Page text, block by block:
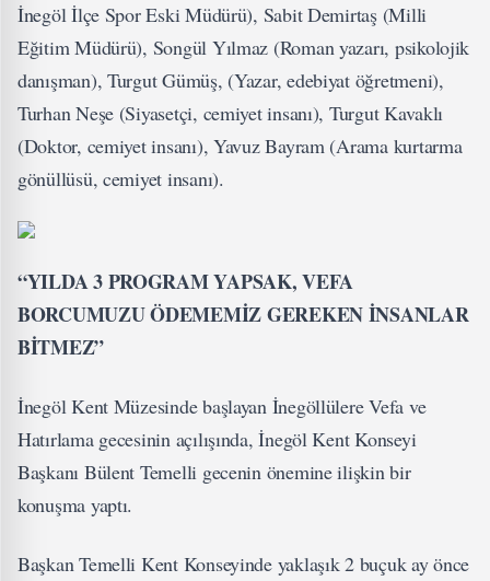
İnegöl İlçe Spor Eski Müdürü), Sabit Demirtaş (Milli
Eğitim Müdürü), Songül Yılmaz (Roman yazarı, psikolojik
danışman), Turgut Gümüş, (Yazar, edebiyat öğretmeni),
Turhan Neşe (Siyasetçi, cemiyet insanı), Turgut Kavaklı
(Doktor, cemiyet insanı), Yavuz Bayram (Arama kurtarma
gönüllüsü, cemiyet insanı).
“YILDA 3 PROGRAM YAPSAK, VEFA
BORCUMUZU ÖDEMEMİZ GEREKEN İNSANLAR
BİTMEZ”
İnegöl Kent Müzesinde başlayan İnegöllülere Vefa ve
Hatırlama gecesinin açılışında, İnegöl Kent Konseyi
Başkanı Bülent Temelli gecenin önemine ilişkin bir
konuşma yaptı.
Başkan Temelli Kent Konseyinde yaklaşık 2 buçuk ay önce